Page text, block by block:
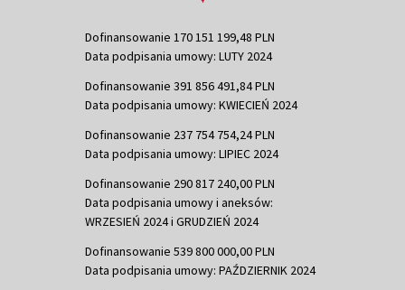
Dofinansowanie 170 151 199,48 PLN
Data podpisania umowy: LUTY 2024
Dofinansowanie 391 856 491,84 PLN
Data podpisania umowy: KWIECIEŃ 2024
Dofinansowanie 237 754 754,24 PLN
Data podpisania umowy: LIPIEC 2024
Dofinansowanie 290 817 240,00 PLN
Data podpisania umowy i aneksów:
WRZESIEŃ 2024 i GRUDZIEŃ 2024
Dofinansowanie 539 800 000,00 PLN
Data podpisania umowy: PAŹDZIERNIK 2024